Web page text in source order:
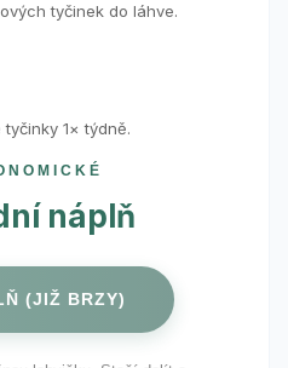
tyčinek do láhve.
1× týdně.
náplň
(JIŽ BRZY)